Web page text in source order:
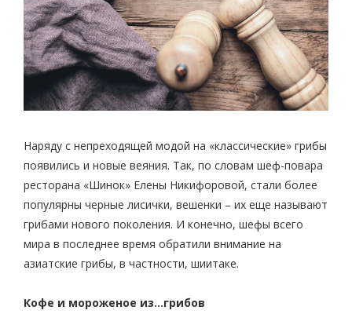
Наряду с непреходящей модой на «классические» грибы
появились и новые веяния. Так, по словам шеф-повара
ресторана «Шинок» Елены Никифоровой, стали более
популярны черные лисички, вешенки – их еще называют
грибами нового поколения. И конечно, шефы всего
мира в последнее время обратили внимание на
азиатские грибы, в частности, шиитаке.
Кофе и мороженое из…грибов